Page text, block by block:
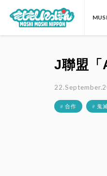
J聯盟「
# 合作 # 鬼